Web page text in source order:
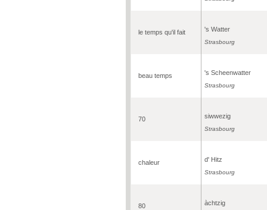
le temps qu'il fait 's Watter
Strasbourg
beau temps 's Scheenwatter
Strasbourg
70 siwwezig
Strasbourg
chaleur d' Hitz
Strasbourg
80 àchtzig